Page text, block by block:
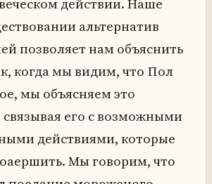
действии. Наше
альтернатив
позволяет нам объяснить
когда мы видим, что Пол
мы объясняем это
его с возможными
действиями, которые
Мы говорим, что